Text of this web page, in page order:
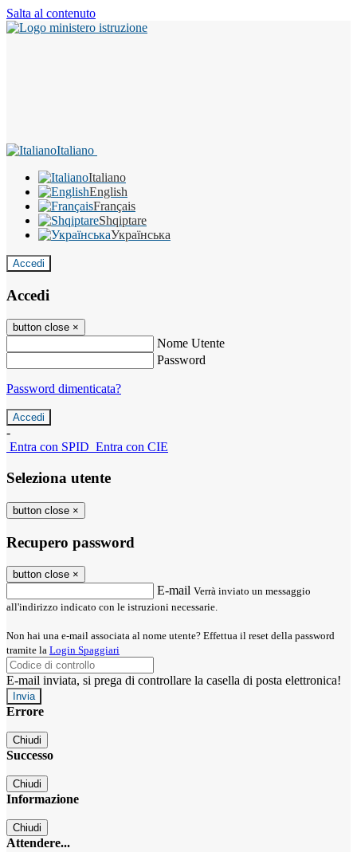
Salta al contenuto
Italiano
Italiano
English
Français
Shqiptare
Українська
Accedi
Accedi
button close ×
Nome Utente
Password
Password dimenticata?
-
Entra con SPID Entra con CIE
Seleziona utente
button close ×
Recupero password
button close ×
E-mail Verrà inviato un messaggio
all'indirizzo indicato con le istruzioni necessarie.
Non hai una e-mail associata al nome utente? Effettua il reset della password
tramite la Login Spaggiari
E-mail inviata, si prega di controllare la casella di posta elettronica!
Errore
Chiudi
Successo
Chiudi
Informazione
Chiudi
Attendere...